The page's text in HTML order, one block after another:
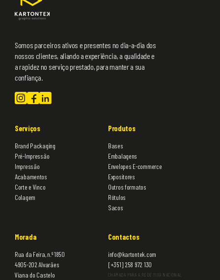
Somos parceiros ativos e presentes no dia-a-dia dos
nossos clientes, aliando a experiência, a qualidade e
a rapidez no serviço prestado, para manter a sua
confiança.
Serviços
Brand Packaging
Pré-Impressão
Impressão
Acabamentos
Corte e Vinco
Colagem
Produtos
Bases
Embalagens
Envelopes E-commerce
Expositores
Outros formatos
Rótulos
Sacos
Morada
Rua da Feira, n.º 1850
4905-202 Alvarães
Viana do Castelo
Contactos
info@kartontek.com
[+351] 258 972 130
CHAMADA PARA A REDE FIXA NACIONAL